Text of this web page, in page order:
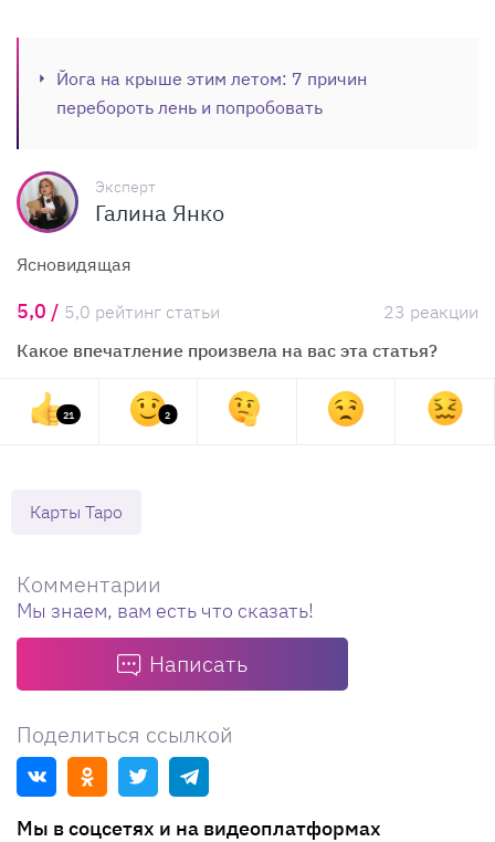
Йога на крыше этим летом: 7 причин
перебороть лень и попробовать
Эксперт
Галина Янко
Ясновидящая
5,0 / 5,0 рейтинг статьи
23 реакции
Какое впечатление произвела на вас эта статья?
21 2
Карты Таро
Комментарии
Мы знаем, вам есть что сказать!
Написать
Поделиться ссылкой
Мы в соцсетях и на видеоплатформах